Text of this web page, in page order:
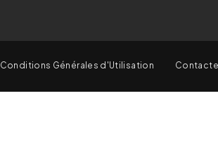
Conditions Générales d'Utilisation